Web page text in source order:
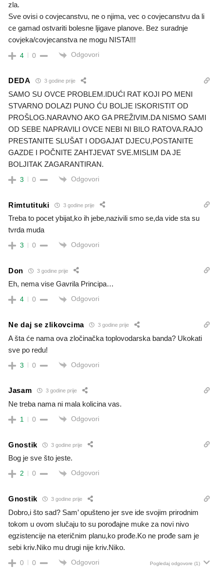
zla.
Sve ovisi o covjecanstvu, ne o njima, vec o covjecanstvu da li
ce gamad ostvariti bolesne ljigave planove. Bez suradnje
covjeka/covjecanstva ne mogu NISTA!!!
4 0 Odgovori
DEDA 3 godine prije
SAMO SU OVCE PROBLEM.IDUĆI RAT KOJI PO MENI
STVARNO DOLAZI PUNO ĆU BOLJE ISKORISTIT OD
PROŠLOG.NARAVNO AKO GA PREŽIVIM.DA NISMO SAMI
OD SEBE NAPRAVILI OVCE NEBI NI BILO RATOVA.RAJO
PRESTANITE SLUŠAT I ODGAJAT DJECU,POSTANITE
GAZDE I POČNITE ZAHTJEVAT SVE.MISLIM DA JE
BOLJITAK ZAGARANTIRAN.
3 0 Odgovori
Rimtutituki 3 godine prije
Treba to pocet ybijat,ko ih jebe,nazivili smo se,da vide sta su
tvrda muda
3 0 Odgovori
Don 3 godine prije
Eh, nema vise Gavrila Principa…
4 0 Odgovori
Ne daj se zlikovcima 3 godine prije
A šta će nama ova zločinačka toplovodarska banda? Ukokati
sve po redu!
3 0 Odgovori
Jasam 3 godine prije
Ne treba nama ni mala kolicina vas.
1 0 Odgovori
Gnostik 3 godine prije
Bog je sve što jeste.
2 0 Odgovori
Gnostik 3 godine prije
Dobro,i što sad? Sam’ opušteno jer sve ide svojim prirodnim
tokom u ovom slučaju to su porođajne muke za novi nivo
egzistencije na eteričnim planu,ko prođe.Ko ne prođe sam je
sebi kriv.Niko mu drugi nije kriv.Niko.
0 0 Odgovori Pogledaj odgovore (1)